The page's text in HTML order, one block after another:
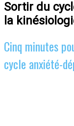
Sortir du
la
Cinq minutes
cycle anxiété-